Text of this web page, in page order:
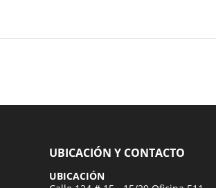
UBICACIÓN Y CONTACTO
UBICACIÓN